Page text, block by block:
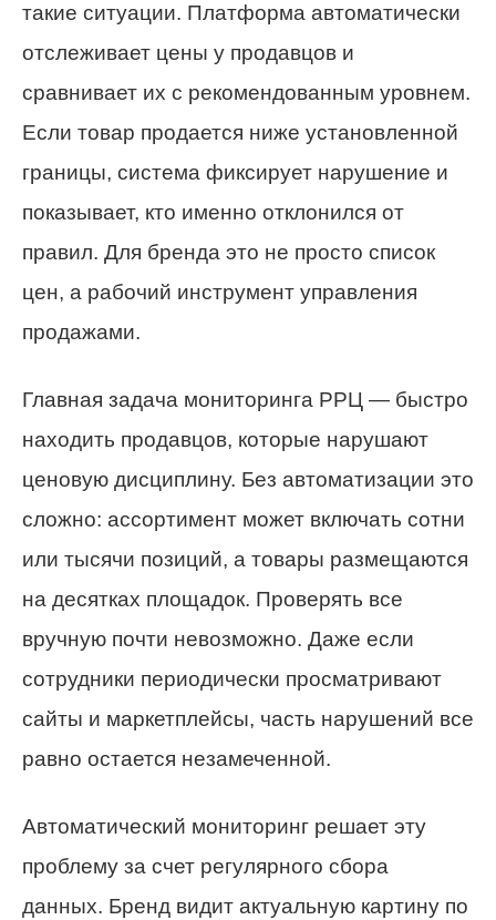
такие ситуации. Платформа автоматически
отслеживает цены у продавцов и
сравнивает их с рекомендованным уровнем.
Если товар продается ниже установленной
границы, система фиксирует нарушение и
показывает, кто именно отклонился от
правил. Для бренда это не просто список
цен, а рабочий инструмент управления
продажами.
Главная задача мониторинга РРЦ — быстро
находить продавцов, которые нарушают
ценовую дисциплину. Без автоматизации это
сложно: ассортимент может включать сотни
или тысячи позиций, а товары размещаются
на десятках площадок. Проверять все
вручную почти невозможно. Даже если
сотрудники периодически просматривают
сайты и маркетплейсы, часть нарушений все
равно остается незамеченной.
Автоматический мониторинг решает эту
проблему за счет регулярного сбора
данных. Бренд видит актуальную картину по